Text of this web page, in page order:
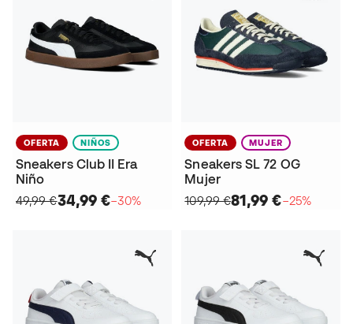
OFERTA NIÑOS
Sneakers Club II Era
Niño
49,99 €34,99 €−30%
OFERTA MUJER
Sneakers SL 72 OG
Mujer
109,99 €81,99 €−25%